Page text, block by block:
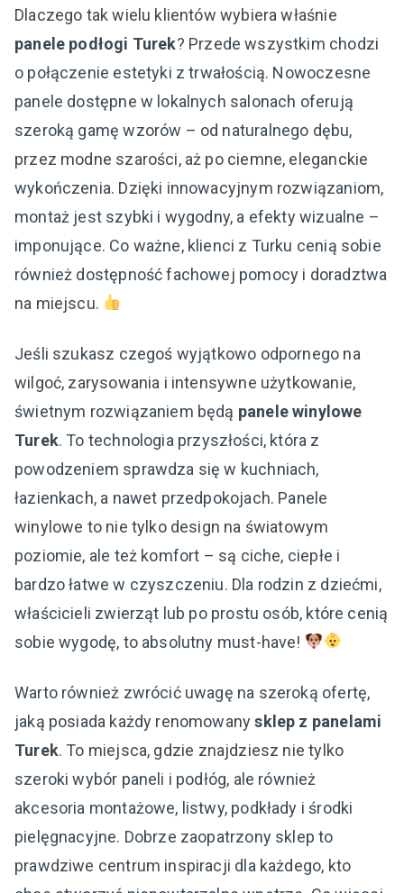
Dlaczego tak wielu klientów wybiera właśnie
panele podłogi Turek? Przede wszystkim chodzi
o połączenie estetyki z trwałością. Nowoczesne
panele dostępne w lokalnych salonach oferują
szeroką gamę wzorów – od naturalnego dębu,
przez modne szarości, aż po ciemne, eleganckie
wykończenia. Dzięki innowacyjnym rozwiązaniom,
montaż jest szybki i wygodny, a efekty wizualne –
imponujące. Co ważne, klienci z Turku cenią sobie
również dostępność fachowej pomocy i doradztwa
na miejscu.
Jeśli szukasz czegoś wyjątkowo odpornego na
wilgoć, zarysowania i intensywne użytkowanie,
świetnym rozwiązaniem będą panele winylowe
Turek. To technologia przyszłości, która z
powodzeniem sprawdza się w kuchniach,
łazienkach, a nawet przedpokojach. Panele
winylowe to nie tylko design na światowym
poziomie, ale też komfort – są ciche, ciepłe i
bardzo łatwe w czyszczeniu. Dla rodzin z dziećmi,
właścicieli zwierząt lub po prostu osób, które cenią
sobie wygodę, to absolutny must-have!
Warto również zwrócić uwagę na szeroką ofertę,
jaką posiada każdy renomowanysklep z panelami
Turek. To miejsca, gdzie znajdziesz nie tylko
szeroki wybór paneli i podłóg, ale również
akcesoria montażowe, listwy, podkłady i środki
pielęgnacyjne. Dobrze zaopatrzony sklep to
prawdziwe centrum inspiracji dla każdego, kto